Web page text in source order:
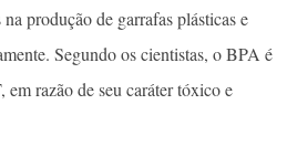
produção de garrafas plásticas e
Segundo os cientistas, o BPA é
razão de seu caráter tóxico e